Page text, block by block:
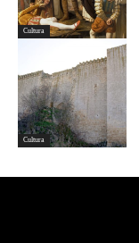
Cultura
Cultura